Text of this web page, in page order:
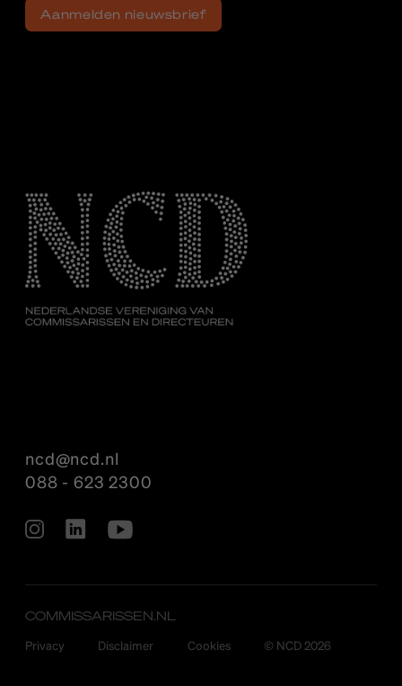
Aanmelden nieuwsbrief
ncd@ncd.nl
088 - 623 2300
COMMISSARISSEN.NL
Privacy
Disclaimer Cookies © NCD 2026